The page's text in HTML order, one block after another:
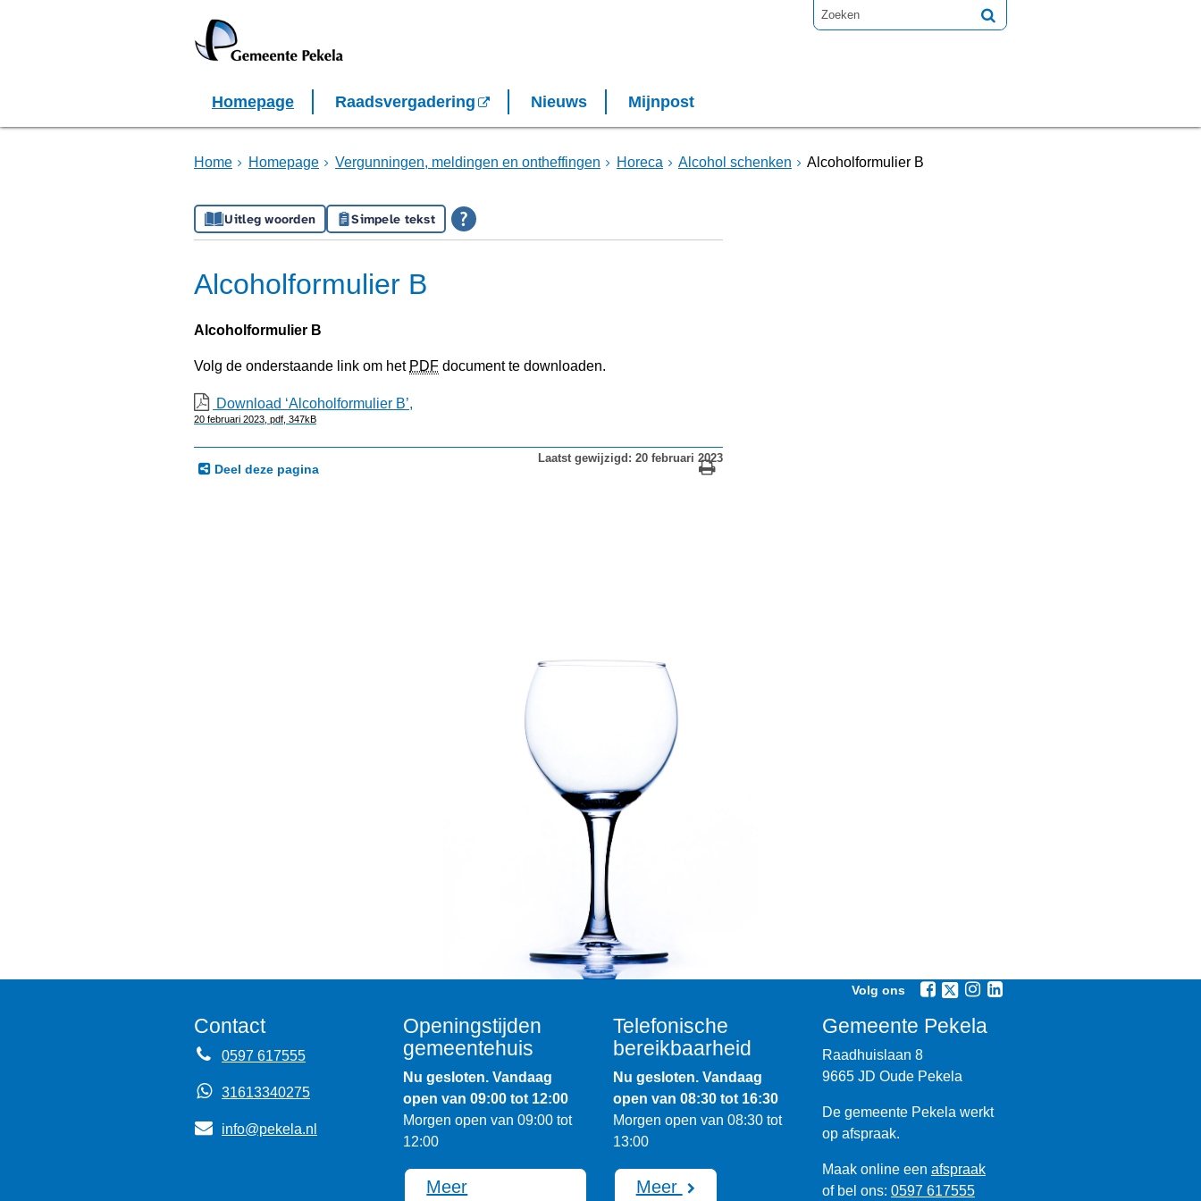
Homepage Raadsvergadering Nieuws Mijnpost
Home Homepage Vergunningen, meldingen en ontheffingen Horeca Alcohol schenken Alcoholformulier B
Uitleg woorden Simpele tekst
Alcoholformulier B
Alcoholformulier B
Volg de onderstaande link om het PDF document te downloaden.
Download ‘Alcoholformulier B’,
20 februari 2023, pdf , 347kB
Deel deze pagina
Laatst gewijzigd: 20 februari 2023
Volg ons
Contact
0597 617555
31613340275
info@pekela.nl
Openingstijden
gemeentehuis
Nu gesloten. Vandaag
open van 09:00 tot 12:00
Morgen open van 09:00 tot
12:00
Meer
Telefonische
bereikbaarheid
Nu gesloten. Vandaag
open van 08:30 tot 16:30
Morgen open van 08:30 tot
13:00
Meer
Gemeente Pekela
Raadhuislaan 8
9665 JD Oude Pekela
De gemeente Pekela werkt
op afspraak.
Maak online een afspraak
of bel ons: 0597 617555